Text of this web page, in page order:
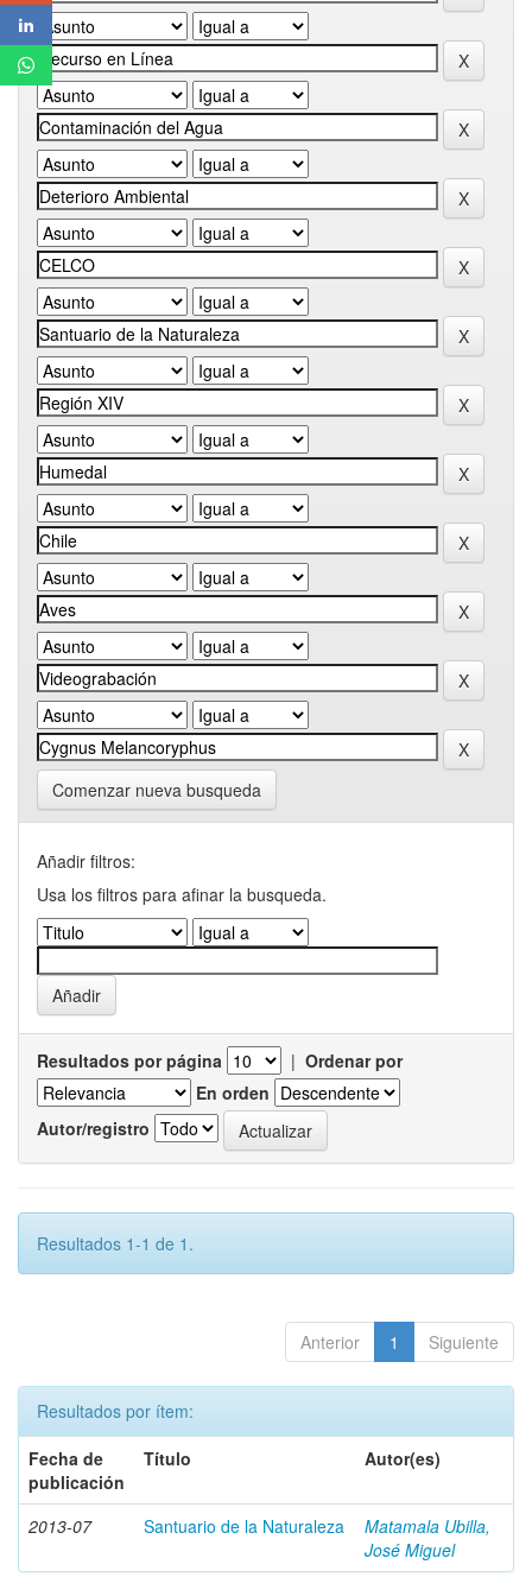
Comenzar nueva busqueda
Añadir filtros:
Usa los filtros para afinar la busqueda.
Resultados por página | Ordenar por
En orden
Autor/registro
Resultados 1-1 de 1.
Anterior 1 Siguiente
Resultados por ítem:
Fecha de
publicación
Título Autor(es)
2013-07 Santuario de la Naturaleza
Matamala Ubilla,
José Miguel